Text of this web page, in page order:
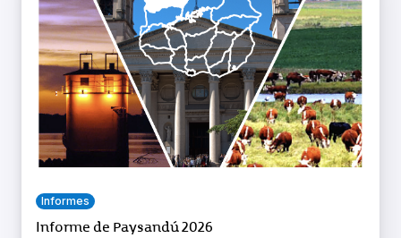
Informes
Informe de Paysandú 2026